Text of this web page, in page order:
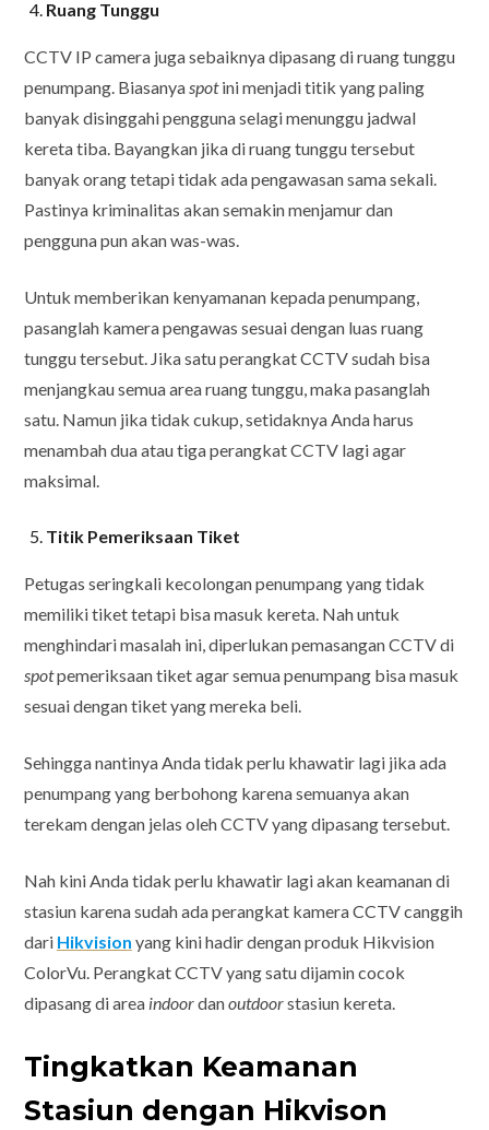
Ruang Tunggu
CCTV IP camera juga sebaiknya dipasang di ruang tunggu
penumpang. Biasanyaspotini menjadi titik yang paling
banyak disinggahi pengguna selagi menunggu jadwal
kereta tiba. Bayangkan jika di ruang tunggu tersebut
banyak orang tetapi tidak ada pengawasan sama sekali.
Pastinya kriminalitas akan semakin menjamur dan
pengguna pun akan was-was.
Untuk memberikan kenyamanan kepada penumpang,
pasanglah kamera pengawas sesuai dengan luas ruang
tunggu tersebut. Jika satu perangkat CCTV sudah bisa
menjangkau semua area ruang tunggu, maka pasanglah
satu. Namun jika tidak cukup, setidaknya Anda harus
menambah dua atau tiga perangkat CCTV lagi agar
maksimal.
Titik Pemeriksaan Tiket
Petugas seringkali kecolongan penumpang yang tidak
memiliki tiket tetapi bisa masuk kereta. Nah untuk
menghindari masalah ini, diperlukan pemasangan CCTV di
spotpemeriksaan tiket agar semua penumpang bisa masuk
sesuai dengan tiket yang mereka beli.
Sehingga nantinya Anda tidak perlu khawatir lagi jika ada
penumpang yang berbohong karena semuanya akan
terekam dengan jelas oleh CCTV yang dipasang tersebut.
Nah kini Anda tidak perlu khawatir lagi akan keamanan di
stasiun karena sudah ada perangkat kamera CCTV canggih
dari Hikvision yang kini hadir dengan produk Hikvision
ColorVu. Perangkat CCTV yang satu dijamin cocok
dipasang di area indoordanoutdoorstasiun kereta.
Tingkatkan Keamanan
Stasiun dengan Hikvison